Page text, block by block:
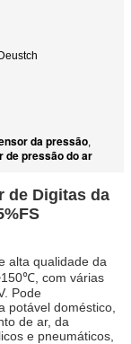
da pressão,
de pressão do ar
de Digitas da
alta qualidade da
com várias
Pode
potável doméstico,
de ar, da
e pneumáticos,